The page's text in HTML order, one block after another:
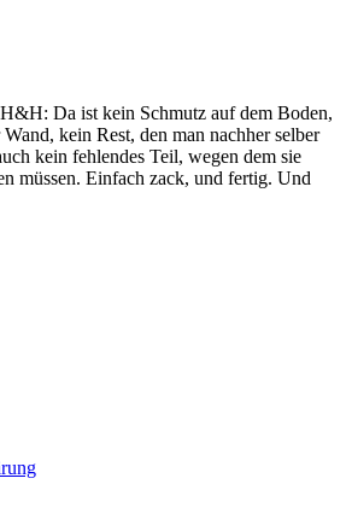
Da ist kein Schmutz auf dem Boden,
kein Rest, den man nachher selber
kein fehlendes Teil, wegen dem sie
müssen. Einfach zack, und fertig. Und